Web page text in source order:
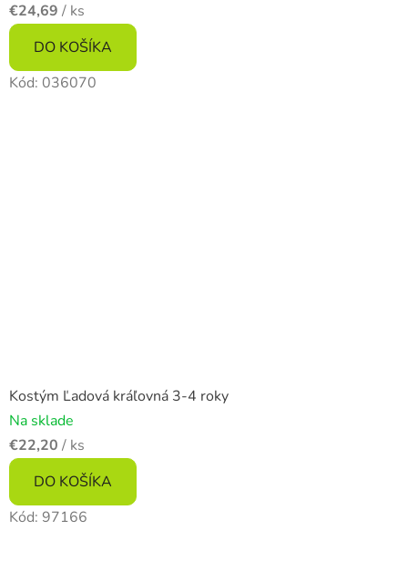
€24,69 / ks
DO KOŠÍKA
Kód: 036070
Kostým Ľadová kráľovná 3-4 roky
Na sklade
€22,20 / ks
DO KOŠÍKA
Kód: 97166